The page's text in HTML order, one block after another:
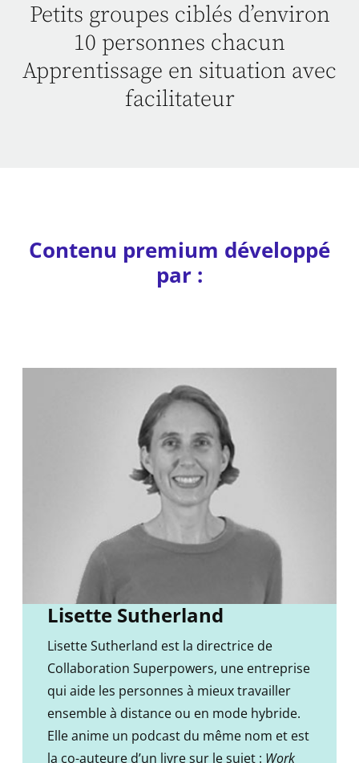
Petits groupes ciblés d’environ
10 personnes chacun
Apprentissage en situation avec
facilitateur
Contenu premium développé
par :
Lisette Sutherland
Lisette Sutherland est la directrice de
Collaboration Superpowers, une entreprise
qui aide les personnes à mieux travailler
ensemble à distance ou en mode hybride.
Elle anime un podcast du même nom et est
la co-auteure d’un livre sur le sujet : Work